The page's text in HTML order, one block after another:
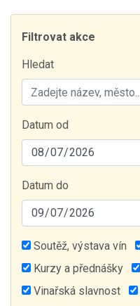
Filtrovat akce
Hledat
Datum od
Datum do
Soutěž, výstava vín
Kurzy a přednášky
Vinařská slavnost